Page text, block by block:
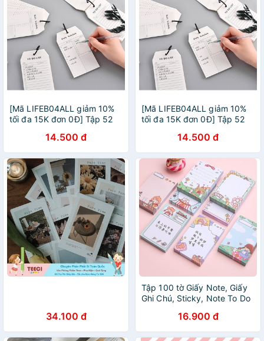
[Mã LIFEB04ALL giảm 10%
tối đa 15K đơn 0Đ] Tập 52
kế hoạch, to do list tiện lợi
NO08
14.500 đ
[Mã LIFEB04ALL giảm 10%
tối đa 15K đơn 0Đ] Tập 52
kế hoạch, to do list tiện lợi
NO08
14.500 đ
34.100 đ
Tập 100 tờ Giấy Note, Giấy
Ghi Chú, Sticky, Note To Do
16.900 đ